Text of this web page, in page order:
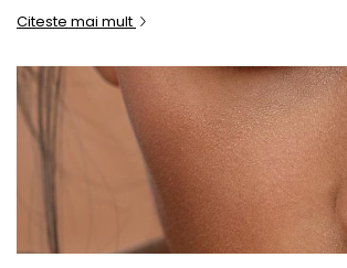
Citeste mai mult